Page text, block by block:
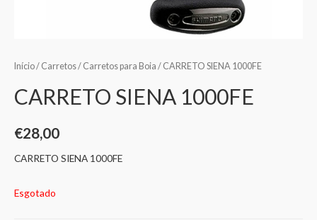
Início/ Carretos/ Carretos para Boia / CARRETO SIENA 1000FE
CARRETO SIENA 1000FE
€28,00
CARRETO SIENA 1000FE
Esgotado